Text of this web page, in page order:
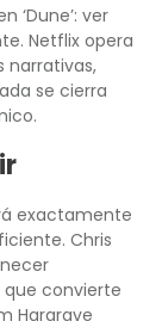
‘Dune’: ver
Netflix opera
narrativas,
se cierra
exactamente
Chris
que convierte
Hargrave